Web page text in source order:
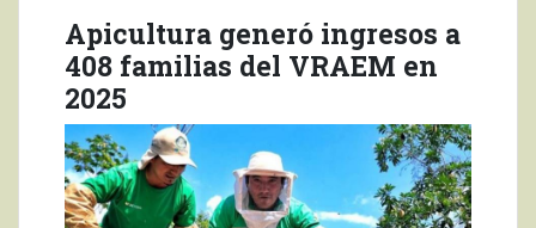
Apicultura generó ingresos a
408 familias del VRAEM en
2025